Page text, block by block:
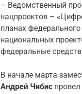
– Ведомственный
нацпроектов –
планах
национальных
федеральные
В начале марта
Андрей Чибис